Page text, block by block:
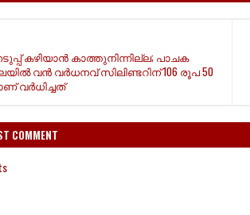
കഴിയാൻ കാത്തുനിന്നില്ല; പാചക
വൻ വ‍ർധനവ് സിലിണ്ടറിന് 106 രൂപ 50
വർധിച്ചത്
COMMENT